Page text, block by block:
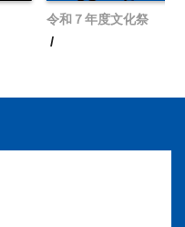
令和７年度文化祭